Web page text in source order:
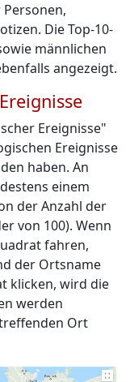
Die Top-10-
männlichen
angezeigt.
Ereignisse"
Ereignisse
haben. An
einem
der Anzahl der
von 100). Wenn
fahren,
der Ortsname
klicken, wird die
werden
Ort